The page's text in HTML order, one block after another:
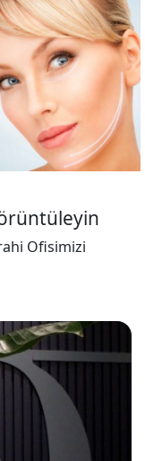
Ofisimizi